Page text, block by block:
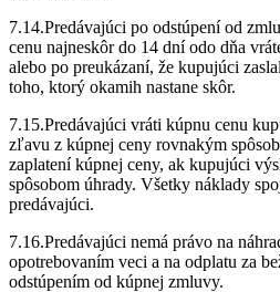
7.14.Predávajúci po odstúpení od
cenu najneskôr do 14 dní odo dňa
alebo po preukázaní, že kupujúci
toho, ktorý okamih nastane skôr.
7.15.Predávajúci vráti kúpnu cenu
zľavu z kúpnej ceny rovnakým
zaplatení kúpnej ceny, ak kupujúci
spôsobom úhrady. Všetky náklady
predávajúci.
7.16.Predávajúci nemá právo na
opotrebovaním veci a na odplatu za
odstúpením od kúpnej zmluvy.